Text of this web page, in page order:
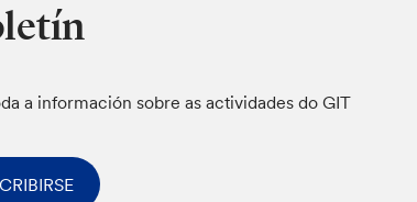
a información sobre as actividades do GIT